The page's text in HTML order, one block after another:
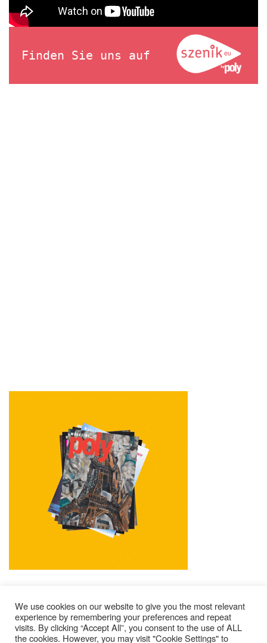
Finden Sie uns auf
Impressum Kontakt
Alle Ausgaben Lesen
We use cookies on our website to give you the most relevant
experience by remembering your preferences and repeat
visits. By clicking “Accept All”, you consent to the use of ALL
the cookies. However, you may visit "Cookie Settings" to